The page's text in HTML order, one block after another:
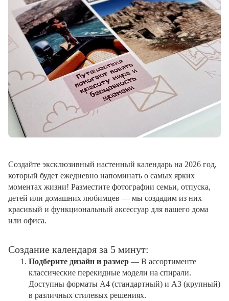
Создайте эксклюзивный настенный календарь на 2026 год,
который будет ежедневно напоминать о самых ярких
моментах жизни! Разместите фотографии семьи, отпуска,
детей или домашних любимцев — мы создадим из них
красивый и функциональный аксессуар для вашего дома
или офиса.
Создание календаря за 5 минут:
Подберите дизайн и размер — В ассортименте
классические перекидные модели на спирали.
Доступны форматы А4 (стандартный) и А3 (крупный)
в различных стилевых решениях.